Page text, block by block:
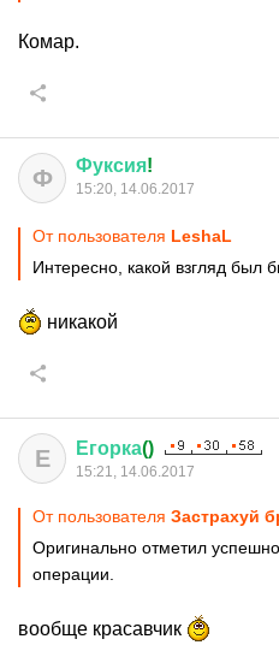
Комар.
Ф Фуксия!
15:20, 14.06.2017
От пользователя LeshaL
Интересно, какой взгляд был
никакой
Е Егорка()
15:21, 14.06.2017
От пользователя Застрахуй
Оригинально отметил
операции.
вообще красавчик